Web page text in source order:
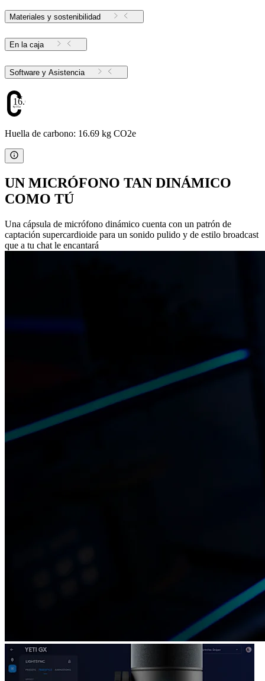
Materiales y sostenibilidad
En la caja
Software y Asistencia
16.69
Huella de carbono: 16.69 kg CO2e
UN MICRÓFONO TAN DINÁMICO
COMO TÚ
Una cápsula de micrófono dinámico cuenta con un patrón de
captación supercardioide para un sonido pulido y de estilo broadcast
que a tu chat le encantará